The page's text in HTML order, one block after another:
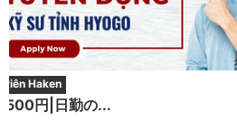
viên Haken
円|日勤の...